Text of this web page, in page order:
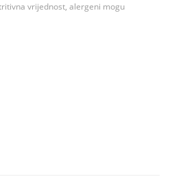
vrijednost, alergeni mogu